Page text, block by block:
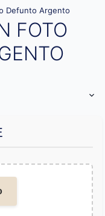
Defunto Argento
FOTO